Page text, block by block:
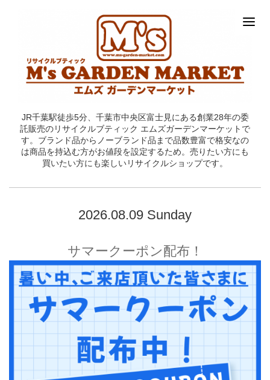
JR千葉駅徒歩5分、千葉市中央区富士見にある創業28年の委
託販売のリサイクルブティック エムズガーデンマーケットで
す。ブランド品からノーブランド品まで品数豊富で格安なの
は商品を持込む方がお値段を設定するため。売りたい方にも
買いたい方にも楽しいリサイクルショップです。
2026.08.09 Sunday
サマークーポン配布！